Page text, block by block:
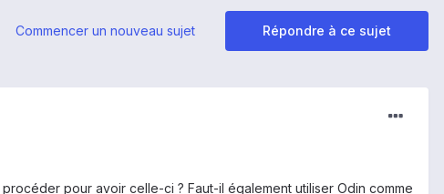
Répondre à ce sujet
Commencer un nouveau sujet
pour avoir celle-ci ? Faut-il également utiliser Odin comme